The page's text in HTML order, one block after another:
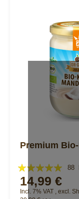
Premium
Valutazione:
99%
88
14,99 €
Incl. 7% VAT , excl.